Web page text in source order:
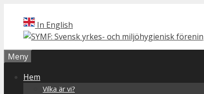
innehåll
In English
Meny
Hem
Vilka är vi?